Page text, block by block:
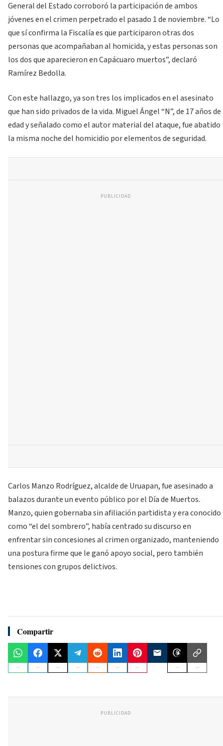
General del Estado corroboró la participación de ambos
jóvenes en el crimen perpetrado el pasado 1 de noviembre. “Lo
que sí confirma la Fiscalía es que participaron otras dos
personas que acompañaban al homicida, y estas personas son
los dos que aparecieron en Capácuaro muertos”, declaró
Ramírez Bedolla.
Con este hallazgo, ya son tres los implicados en el asesinato
que han sido privados de la vida. Miguel Ángel “N”, de 17 años de
edad y señalado como el autor material del ataque, fue abatido
la misma noche del homicidio por elementos de seguridad.
PUBLICIDAD
Carlos Manzo Rodríguez, alcalde de Uruapan, fue asesinado a
balazos durante un evento público por el Día de Muertos.
Manzo, quien gobernaba sin afiliación partidista y era conocido
como “el del sombrero”, había centrado su discurso en
enfrentar sin concesiones al crimen organizado, manteniendo
una postura firme que le ganó apoyo social, pero también
tensiones con grupos delictivos.
Compartir
PUBLICIDAD